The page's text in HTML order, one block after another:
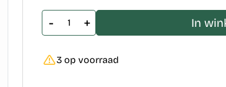
- + In
3 op voorraad